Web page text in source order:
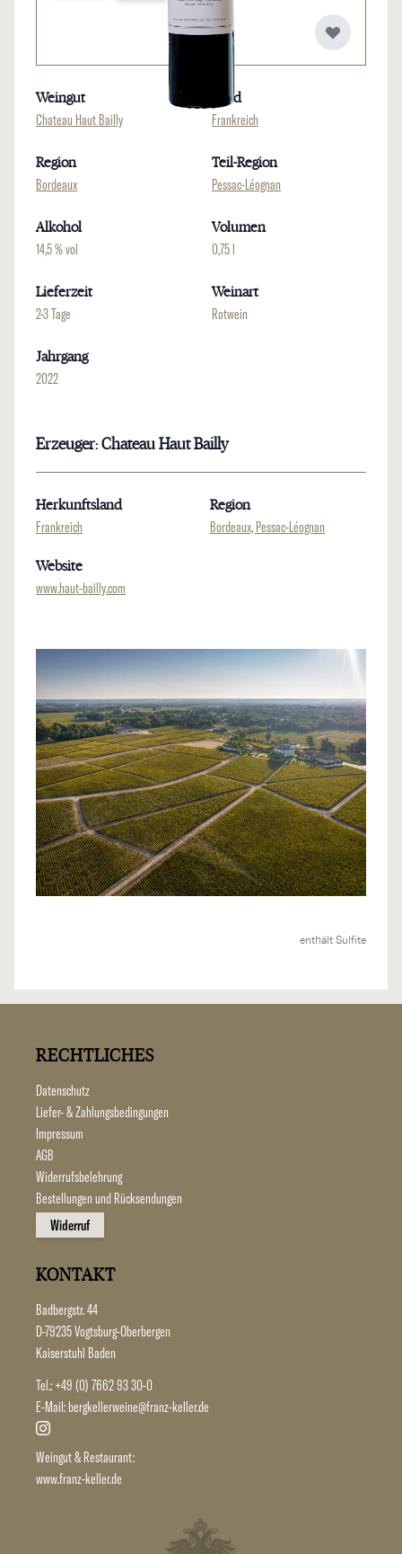
Weingut
Chateau Haut Bailly
Land
Frankreich
Region
Bordeaux
Teil-Region
Pessac-Léognan
Alkohol
14,5 % vol
Volumen
0,75 l
Lieferzeit
2-3 Tage
Weinart
Rotwein
Jahrgang
2022
Erzeuger: Chateau Haut Bailly
Herkunftsland
Frankreich
Region
Bordeaux, Pessac-Léognan
Website
www.haut-bailly.com
enthält Sulfite
RECHTLICHES
Datenschutz
Liefer- & Zahlungsbedingungen
Impressum
AGB
Widerrufsbelehrung
Bestellungen und Rücksendungen
Widerruf
KONTAKT
Badbergstr. 44
D-79235 Vogtsburg-Oberbergen
Kaiserstuhl Baden
Tel.: +49 (0) 7662 93 30-0
E-Mail:bergkellerweine@franz-keller.de
Weingut & Restaurant:
www.franz-keller.de